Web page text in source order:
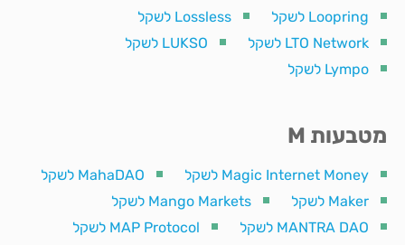
Loopring לשקל
Lossless לשקל
LTO Network לשקל
LUKSO לשקל
Lympo לשקל
מטבעות M
Magic Internet Money לשקל
MahaDAO לשקל
Maker לשקל
Mango Markets לשקל
MANTRA DAO לשקל
MAP Protocol לשקל